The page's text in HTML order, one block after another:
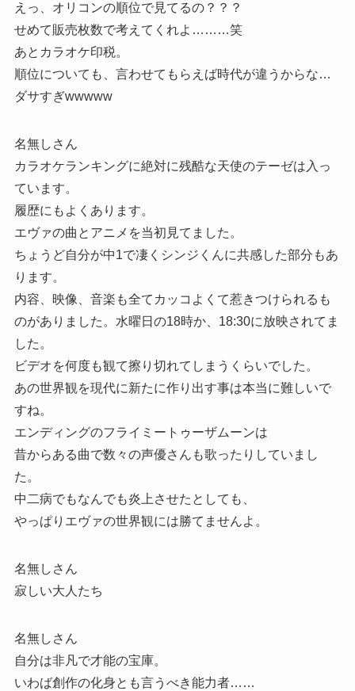
えっ、オリコンの順位で見てるの？？？
せめて販売枚数で考えてくれよ………笑
あとカラオケ印税。
順位についても、言わせてもらえば時代が違うからな…
ダサすぎwwwww
名無しさん
カラオケランキングに絶対に残酷な天使のテーゼは入っ
ています。
履歴にもよくあります。
エヴァの曲とアニメを当初見てました。
ちょうど自分が中1で凄くシンジくんに共感した部分もあ
ります。
内容、映像、音楽も全てカッコよくて惹きつけられるも
のがありました。水曜日の18時か、18:30に放映されてま
した。
ビデオを何度も観て擦り切れてしまうくらいでした。
あの世界観を現代に新たに作り出す事は本当に難しいで
すね。
エンディングのフライミートゥーザムーンは
昔からある曲で数々の声優さんも歌ったりしていまし
た。
中二病でもなんでも炎上させたとしても、
やっぱりエヴァの世界観には勝てませんよ。
名無しさん
寂しい大人たち
名無しさん
自分は非凡で才能の宝庫。
いわば創作の化身とも言うべき能力者……